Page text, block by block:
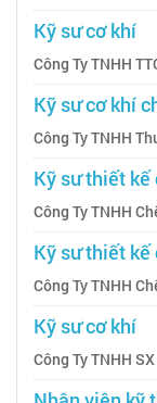
Kỹ sư cơ khí
Công Ty TNHH
Kỹ sư cơ khí
Công Ty TNHH
Kỹ sư thiết
Công Ty TNHH
Kỹ sư thiết kế
Công Ty TNHH
Kỹ sư cơ khí
Công Ty TNHH